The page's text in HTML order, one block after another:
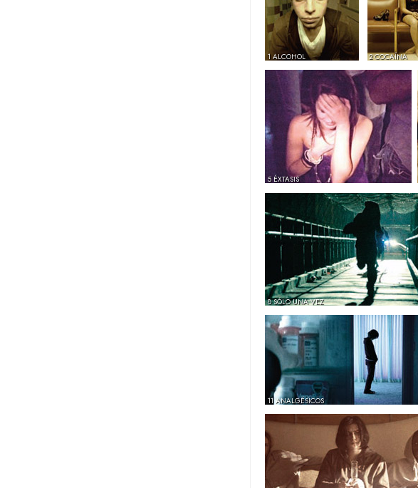
1 ALCOHOL 2 COCAÍNA
5 ÉXTASIS
8 SÓLO UNA VEZ
11 ANALGÉSICOS